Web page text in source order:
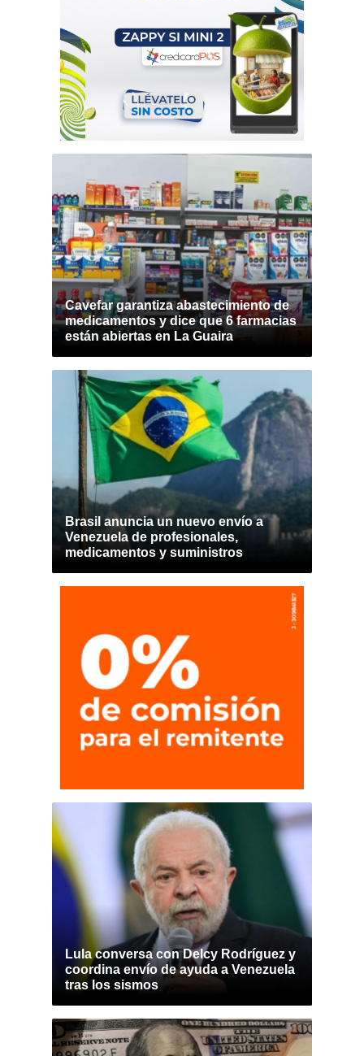
Cavefar garantiza abastecimiento de
medicamentos y dice que 6 farmacias
están abiertas en La Guaira
Brasil anuncia un nuevo envío a
Venezuela de profesionales,
medicamentos y suministros
Lula conversa con Delcy Rodríguez y
coordina envío de ayuda a Venezuela
tras los sismos